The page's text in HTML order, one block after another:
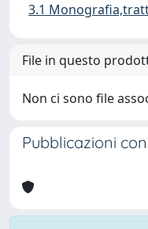
3.1
File in questo
Non ci sono file
Pubblicazioni